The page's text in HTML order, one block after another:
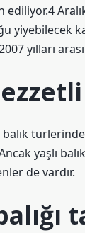
yiyebilecek
yılları
yaşlı
de vardır.